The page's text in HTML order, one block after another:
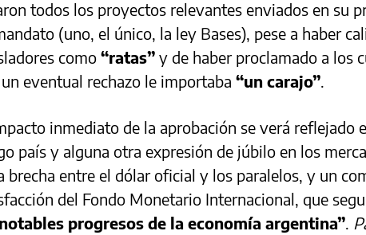
todos los proyectos relevantes enviados en su
(uno, el único, la ley Bases), pese a haber
como “ratas” y de haber proclamado a los
eventual rechazo le importaba “un carajo”.
inmediato de la aprobación se verá reflejado
país y alguna otra expresión de júbilo en los
brecha entre el dólar oficial y los paralelos, y un
del Fondo Monetario Internacional, que
progresos de la economía argentina”.